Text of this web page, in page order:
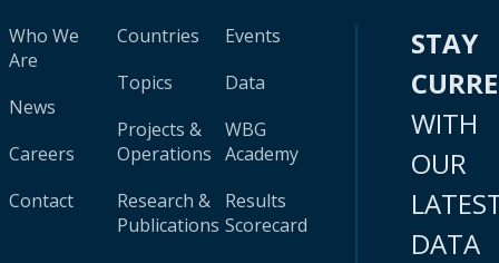
Who We
Are
News
Careers
Contact
Countries
Topics
Projects &
Operations
Research &
Publications
Events
Data
WBG
Academy
Results
Scorecard
STAY
WITH
OUR
DATA